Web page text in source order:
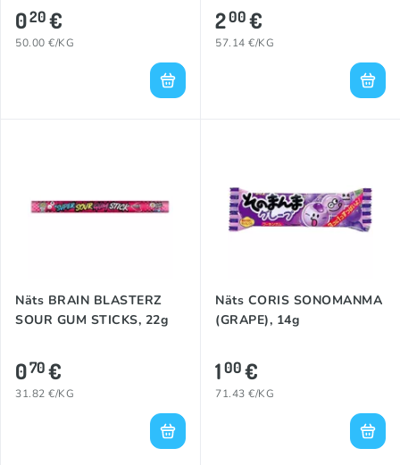
020€
50.00 €/KG
200€
57.14 €/KG
Näts BRAIN BLASTERZ
SOUR GUM STICKS, 22g
070€
31.82 €/KG
Näts CORIS SONOMANMA
(GRAPE), 14g
100€
71.43 €/KG